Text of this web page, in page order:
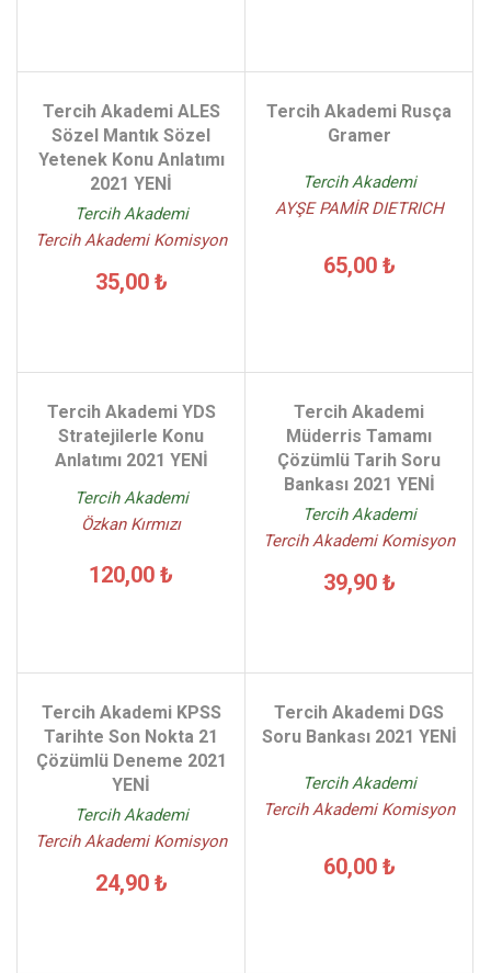
Tercih Akademi ALES
Sözel Mantık Sözel
Yetenek Konu Anlatımı
2021 YENİ
Tercih Akademi
Tercih Akademi Komisyon
35,00 ₺
Tercih Akademi Rusça
Gramer
Tercih Akademi
AYŞE PAMİR DIETRICH
65,00 ₺
Tercih Akademi YDS
Stratejilerle Konu
Anlatımı 2021 YENİ
Tercih Akademi
Özkan Kırmızı
120,00 ₺
Tercih Akademi
Müderris Tamamı
Çözümlü Tarih Soru
Bankası 2021 YENİ
Tercih Akademi
Tercih Akademi Komisyon
39,90 ₺
Tercih Akademi KPSS
Tarihte Son Nokta 21
Çözümlü Deneme 2021
YENİ
Tercih Akademi
Tercih Akademi Komisyon
24,90 ₺
Tercih Akademi DGS
Soru Bankası 2021 YENİ
Tercih Akademi
Tercih Akademi Komisyon
60,00 ₺